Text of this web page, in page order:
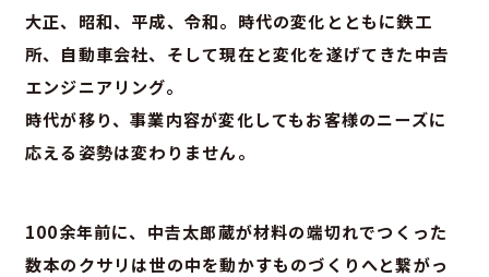
大正、昭和、平成、令和。時代の変化とともに鉄工
所、自動車会社、そして現在と変化を遂げてきた中𠮷
エンジニアリング。
時代が移り、事業内容が変化してもお客様のニーズに
応える姿勢は変わりません。
100余年前に、中𠮷太郎蔵が材料の端切れでつくった
数本のクサリは世の中を動かすものづくりへと繋がっ